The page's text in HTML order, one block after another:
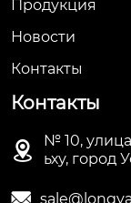
Продукция
Новости
Контакты
Контакты

№ 10,
ьху, город